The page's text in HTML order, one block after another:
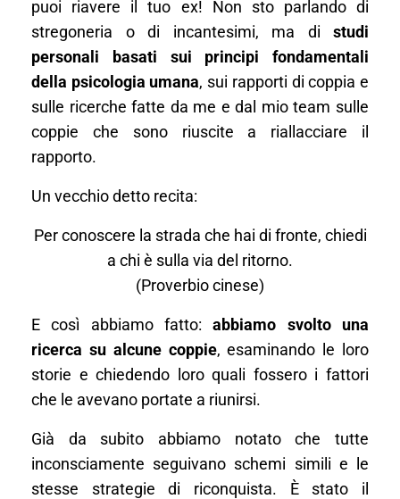
puoi riavere il tuo ex! Non sto parlando di
stregoneria o di incantesimi, ma di studi
personali basati sui principi fondamentali
della psicologia umana, sui rapporti di coppia e
sulle ricerche fatte da me e dal mio team sulle
coppie che sono riuscite a riallacciare il
rapporto.
Un vecchio detto recita:
Per conoscere la strada che hai di fronte, chiedi
a chi è sulla via del ritorno.
(Proverbio cinese)
E così abbiamo fatto:abbiamo svolto una
ricerca su alcune coppie, esaminando le loro
storie e chiedendo loro quali fossero i fattori
che le avevano portate a riunirsi.
Già da subito abbiamo notato che tutte
inconsciamente seguivano schemi simili e le
stesse strategie di riconquista. È stato il